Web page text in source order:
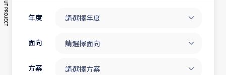
年度 請選擇年度
面向 請選擇面向
方案 請選擇方案